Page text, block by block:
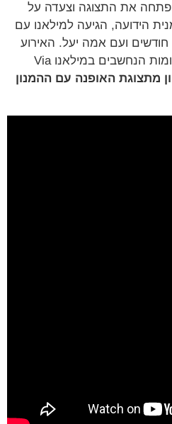
את התצוגה וצעדה על
הגיעה למילאנו עם
ועם אמה יעל. האירוע
האופנתי נערך באחד מהמקומות הנחשבים במילאנו Via
האופנה עם ההמנון